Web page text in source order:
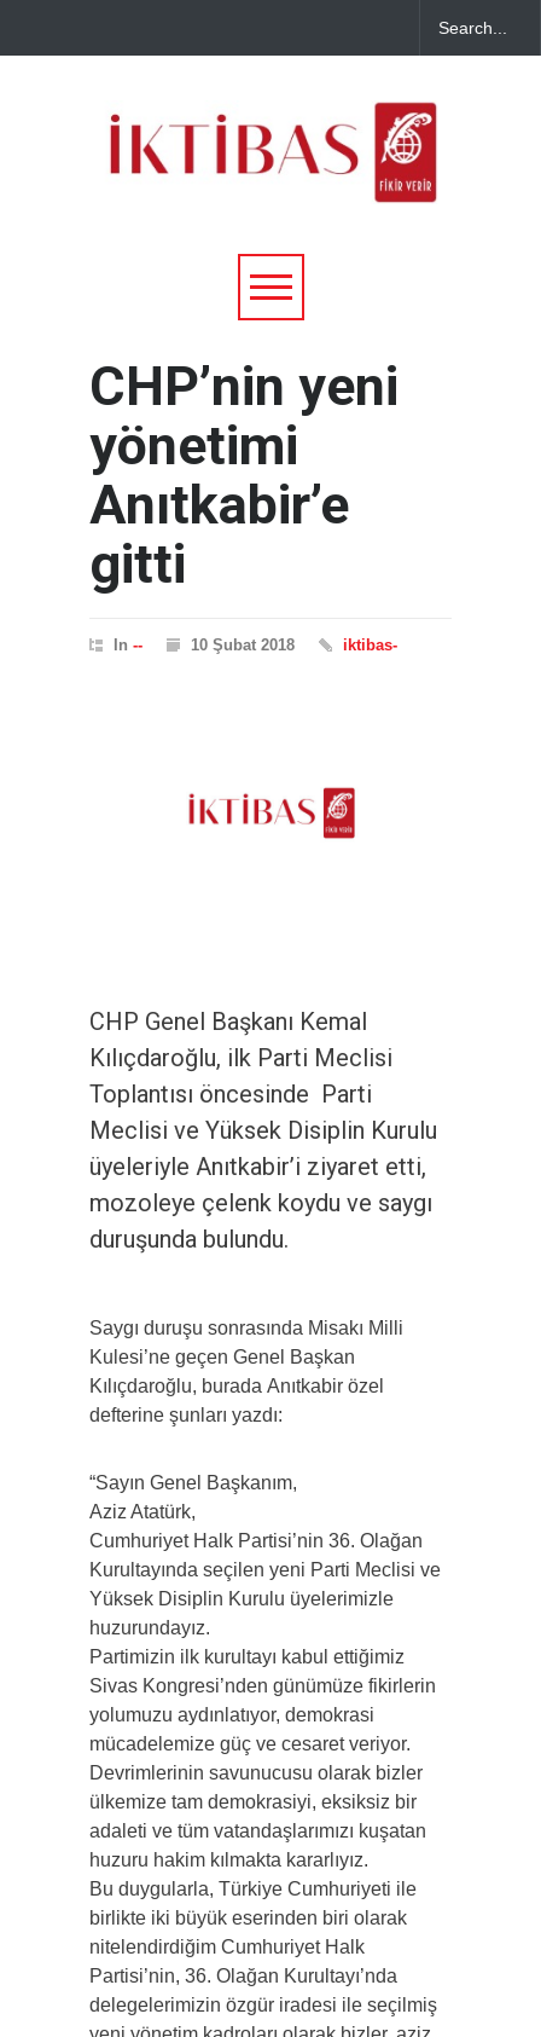
CHP’nin yeni
yönetimi
Anıtkabir’e
gitti
In -- 10 Şubat 2018 iktibas-
CHP Genel Başkanı Kemal
Kılıçdaroğlu, ilk Parti Meclisi
Toplantısı öncesinde Parti
Meclisi ve Yüksek Disiplin Kurulu
üyeleriyle Anıtkabir’i ziyaret etti,
mozoleye çelenk koydu ve saygı
duruşunda bulundu.
Saygı duruşu sonrasında Misakı Milli
Kulesi’ne geçen Genel Başkan
Kılıçdaroğlu, burada Anıtkabir özel
defterine şunları yazdı:
“Sayın Genel Başkanım,
Aziz Atatürk,
Cumhuriyet Halk Partisi’nin 36. Olağan
Kurultayında seçilen yeni Parti Meclisi ve
Yüksek Disiplin Kurulu üyelerimizle
huzurundayız.
Partimizin ilk kurultayı kabul ettiğimiz
Sivas Kongresi’nden günümüze fikirlerin
yolumuzu aydınlatıyor, demokrasi
mücadelemize güç ve cesaret veriyor.
Devrimlerinin savunucusu olarak bizler
ülkemize tam demokrasiyi, eksiksiz bir
adaleti ve tüm vatandaşlarımızı kuşatan
huzuru hakim kılmakta kararlıyız.
Bu duygularla, Türkiye Cumhuriyeti ile
birlikte iki büyük eserinden biri olarak
nitelendirdiğim Cumhuriyet Halk
Partisi’nin, 36. Olağan Kurultayı’nda
delegelerimizin özgür iradesi ile seçilmiş